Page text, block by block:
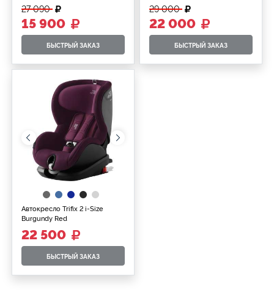
27 090
15 900
БЫСТРЫЙ ЗАКАЗ
29 000
22 000
БЫСТРЫЙ ЗАКАЗ
Автокресло Trifix 2 i-Size
Burgundy Red
22 500
БЫСТРЫЙ ЗАКАЗ